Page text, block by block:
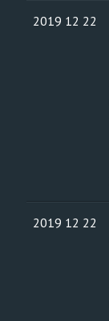
2019 12 22
2019 12 22